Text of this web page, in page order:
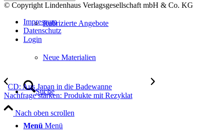
Rubrizierte Angebote
Neue Materialien
Suche
Menü Menü
© Copyright Lindenhaus Verlagsgesellschaft mbH & Co. KG
Impressum
Datenschutz
Login
CD: Aus Japan in die Badewanne
Nachfrage stärken: Produkte mit Rezyklat
Nach oben scrollen